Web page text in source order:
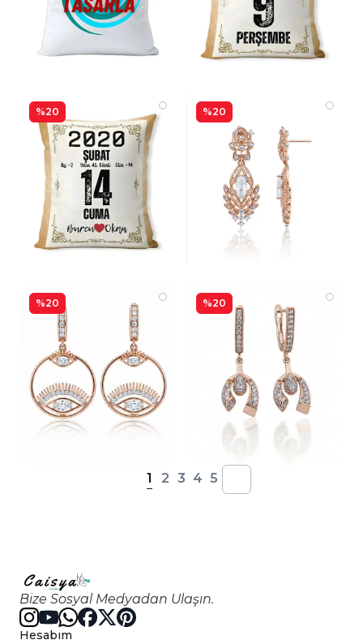
%20 %20
%20 %20
1 2 3 4 5
Bize Sosyal Medyadan Ulaşın.
Hesabım